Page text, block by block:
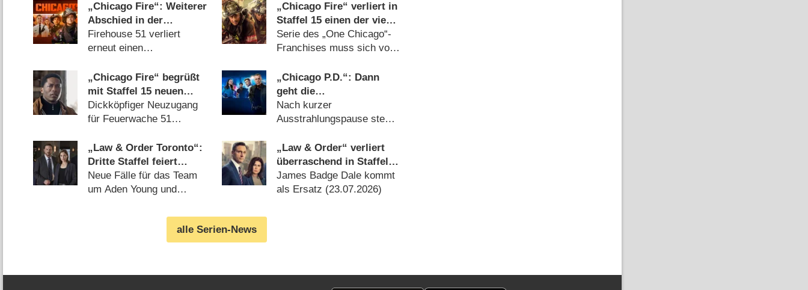
„Chicago Fire“: Weiterer
Abschied in der
kommenden Staffel
Firehouse 51 verliert
erneut einen
(01.08.2026)
„Chicago Fire“ verliert in
Staffel 15 einen der vier
letzten Ur-Darsteller
Serie des „One Chicago“-
Franchises muss sich von
verabschieden
(30.07.2026)
„Chicago Fire“ begrüßt
mit Staffel 15 neuen
Feuerwehr-Rekruten
Dickköpfiger Neuzugang
für Feuerwache 51
„Chicago P.D.“: Dann
geht die
Deutschlandpremiere
weiter
Nach kurzer
Ausstrahlungspause steht
„Law & Order Toronto“:
Dritte Staffel feiert
Deutschlandpremiere
Neue Fälle für das Team
um Aden Young und
„Law & Order“ verliert
überraschend in Staffel
26 Castmitglied
James Badge Dale kommt
als Ersatz (23.07.2026)
alle Serien-News